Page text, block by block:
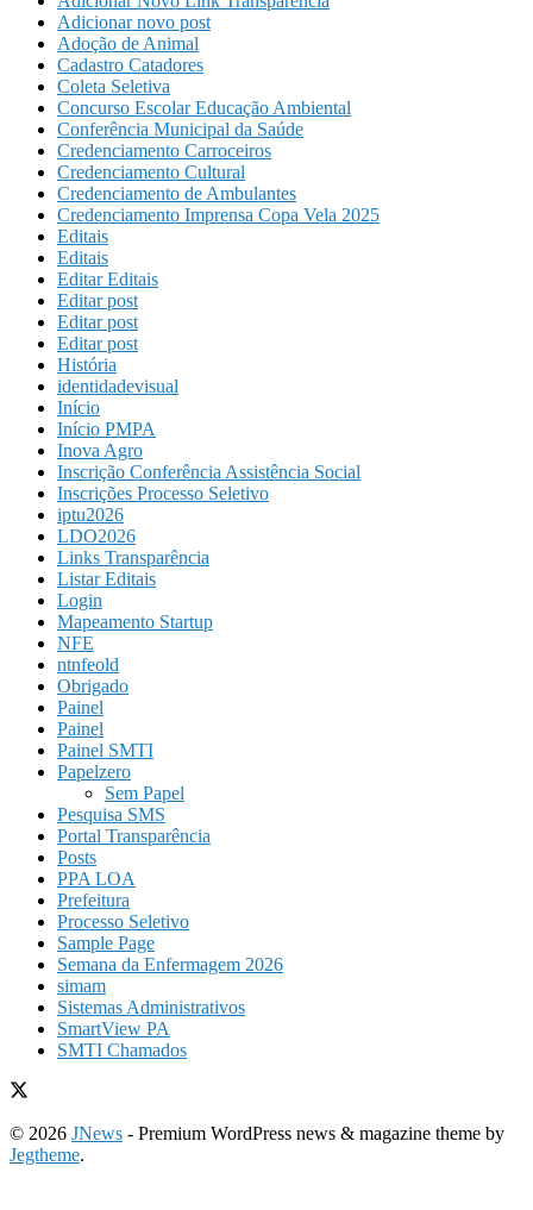
Adicionar novo post
Adoção de Animal
Cadastro Catadores
Coleta Seletiva
Concurso Escolar Educação Ambiental
Conferência Municipal da Saúde
Credenciamento Carroceiros
Credenciamento Cultural
Credenciamento de Ambulantes
Credenciamento Imprensa Copa Vela 2025
Editais
Editais
Editar Editais
Editar post
Editar post
Editar post
História
identidadevisual
Início
Início PMPA
Inova Agro
Inscrição Conferência Assistência Social
Inscrições Processo Seletivo
iptu2026
LDO2026
Links Transparência
Listar Editais
Login
Mapeamento Startup
NFE
ntnfeold
Obrigado
Painel
Painel
Painel SMTI
Papelzero
Sem Papel
Pesquisa SMS
Portal Transparência
Posts
PPA LOA
Prefeitura
Processo Seletivo
Sample Page
Semana da Enfermagem 2026
simam
Sistemas Administrativos
SmartView PA
SMTI Chamados
© 2026 JNews - Premium WordPress news & magazine theme by
Jegtheme.